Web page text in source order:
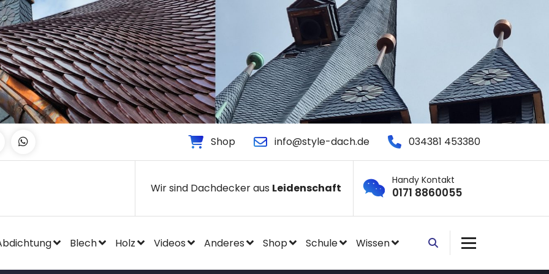
Shop info@style-dach.de 034381 453380
Wir sind Dachdecker aus Leidenschaft
Handy Kontakt
0171 8860055
Blech Holz Videos Anderes Shop Schule Wissen